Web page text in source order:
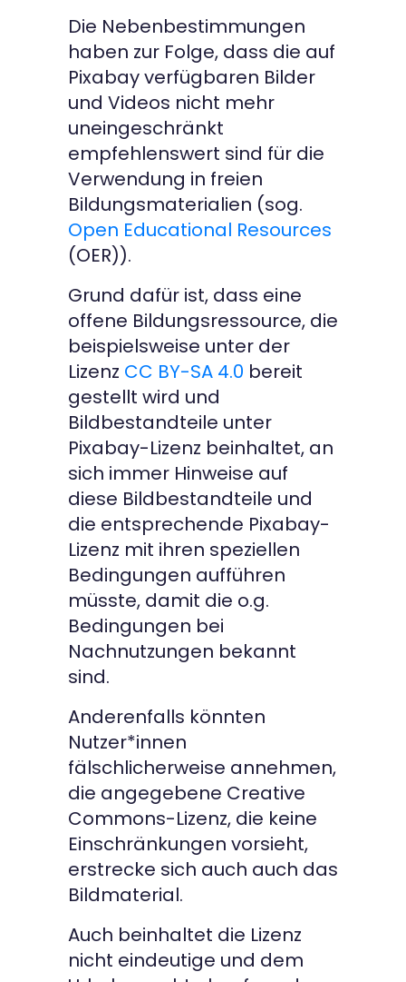
Die Nebenbestimmungen
haben zur Folge, dass die auf
Pixabay verfügbaren Bilder
und Videos nicht mehr
uneingeschränkt
empfehlenswert sind für die
Verwendung in freien
Bildungsmaterialien (sog.
Open Educational Resources
(OER)).
Grund dafür ist, dass eine
offene Bildungsressource, die
beispielsweise unter der
Lizenz CC BY-SA 4.0 bereit
gestellt wird und
Bildbestandteile unter
Pixabay-Lizenz beinhaltet, an
sich immer Hinweise auf
diese Bildbestandteile und
die entsprechende Pixabay-
Lizenz mit ihren speziellen
Bedingungen aufführen
müsste, damit die o.g.
Bedingungen bei
Nachnutzungen bekannt
sind.
Anderenfalls könnten
Nutzer*innen
fälschlicherweise annehmen,
die angegebene Creative
Commons-Lizenz, die keine
Einschränkungen vorsieht,
erstrecke sich auch auch das
Bildmaterial.
Auch beinhaltet die Lizenz
nicht eindeutige und dem